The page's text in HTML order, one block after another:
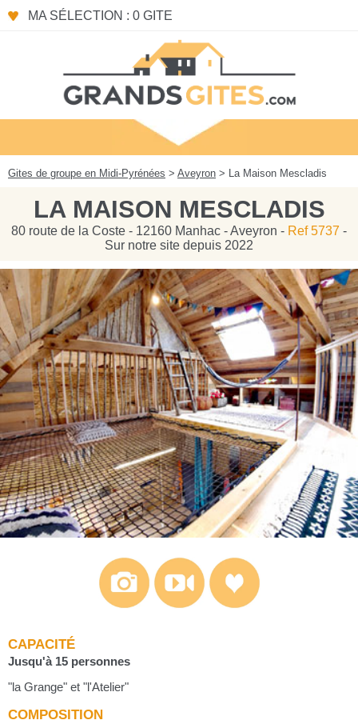
MA SÉLECTION : 0 GITE
Gites de groupe en Midi-Pyrénées > Aveyron > La Maison Mescladis
LA MAISON MESCLADIS
80 route de la Coste - 12160 Manhac - Aveyron - Ref 5737 -
Sur notre site depuis 2022
CAPACITÉ
Jusqu'à 15 personnes
"la Grange" et "l'Atelier"
COMPOSITION
Panneau de gestion des cookies